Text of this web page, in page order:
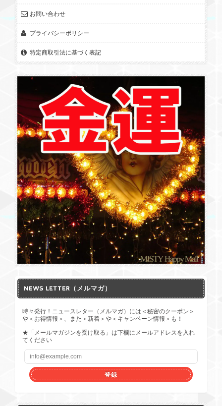
お問い合わせ
プライバシーポリシー
特定商取引法に基づく表記
NEWS LETTER（メルマガ）
時々発行！ニュースレター（メルマガ）には＜秘密のクーポン＞
や＜お得情報＞、また＜新着＞や＜キャンペーン情報＞も！
★「メールマガジンを受け取る」は下欄にメールアドレスを入れ
てください
登録